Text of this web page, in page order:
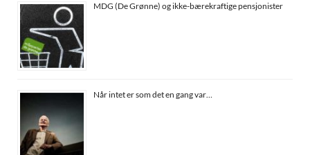
MDG (De Grønne) og ikke-bærekraftige pensjonister
Når intet er som det en gang var…